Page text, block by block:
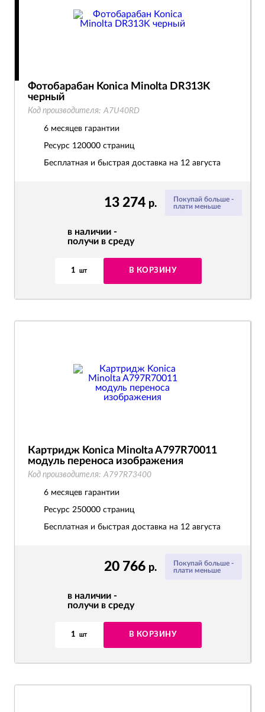
Покупай больше -
плати меньше
13 274 р.
в наличии -
получи в среду
1 шт В КОРЗИНУ
Фотобарабан Konica Minolta DR313K
черный
Код производителя: A7U40RD
6 месяцев гарантии
Ресурс 120000 страниц
Бесплатная и быстрая доставка на 12 августа
Покупай больше -
плати меньше
20 766 р.
в наличии -
получи в среду
1 шт В КОРЗИНУ
Картридж Konica Minolta A797R70011
модуль переноса изображения
Код производителя: A797R73400
6 месяцев гарантии
Ресурс 250000 страниц
Бесплатная и быстрая доставка на 12 августа